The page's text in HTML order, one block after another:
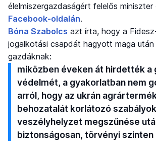
élelmiszergazdaságért felelős
Facebook-oldalán.
Bóna Szabolcs azt írta, hogy a
jogalkotási csapdát hagyott maga után
gazdáknak:
miközben éveken át hirdették a
védelmét, a gyakorlatban nem
arról, hogy az ukrán
behozatalát korlátozó
veszélyhelyzet megszűnése
biztonságosan, törvényi szinten